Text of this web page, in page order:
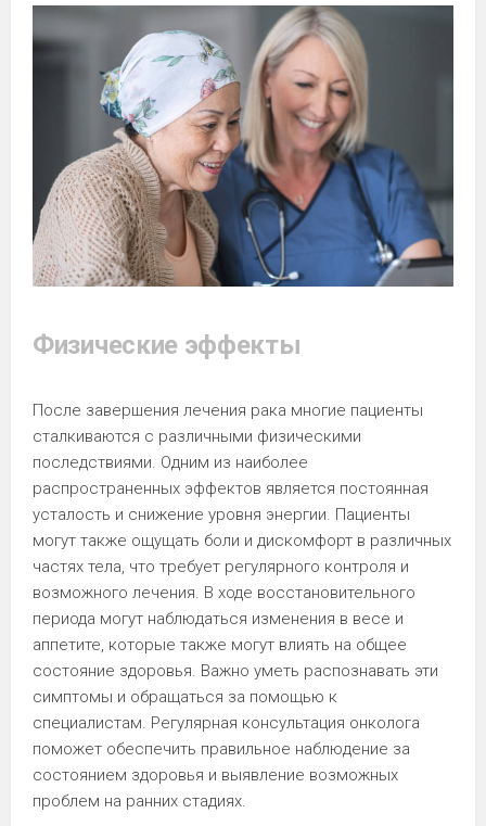
Физические эффекты
После завершения лечения рака многие пациенты
сталкиваются с различными физическими
последствиями. Одним из наиболее
распространенных эффектов является постоянная
усталость и снижение уровня энергии. Пациенты
могут также ощущать боли и дискомфорт в различных
частях тела, что требует регулярного контроля и
возможного лечения. В ходе восстановительного
периода могут наблюдаться изменения в весе и
аппетите, которые также могут влиять на общее
состояние здоровья. Важно уметь распознавать эти
симптомы и обращаться за помощью к
специалистам. Регулярная консультация онколога
поможет обеспечить правильное наблюдение за
состоянием здоровья и выявление возможных
проблем на ранних стадиях.